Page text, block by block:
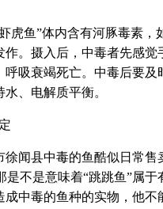
鱼”体内含有河豚毒素，
。摄入后，中毒者先感
呼吸衰竭死亡。中毒后要
、电解质平衡。
县中毒的鱼酷似日常售
是不是意味着“跳跳鱼”属
中毒的鱼种的实物，他